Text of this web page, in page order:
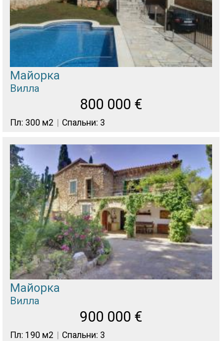
Майорка
Вилла
800 000 €
Пл: 300 м2 Спальни: 3
Майорка
Вилла
900 000 €
Пл: 190 м2 Спальни: 3